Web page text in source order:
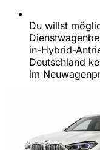
Du willst
in-Hybrid-
Deutschland
im